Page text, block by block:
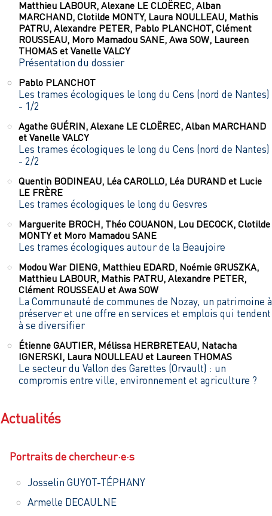
Matthieu LABOUR, Alexane LE CLOËREC, Alban
MARCHAND, Clotilde MONTY, Laura NOULLEAU, Mathis
PATRU, Alexandre PETER, Pablo PLANCHOT, Clément
ROUSSEAU, Moro Mamadou SANE, Awa SOW, Laureen
THOMAS et Vanelle VALCY
Présentation du dossier
Pablo PLANCHOT
Les trames écologiques le long du Cens (nord de Nantes)
- 1/2
Agathe GUÉRIN, Alexane LE CLOËREC, Alban MARCHAND
et Vanelle VALCY
Les trames écologiques le long du Cens (nord de Nantes)
- 2/2
Quentin BODINEAU, Léa CAROLLO, Léa DURAND et Lucie
LE FRÈRE
Les trames écologiques le long du Gesvres
Marguerite BROCH, Théo COUANON, Lou DECOCK, Clotilde
MONTYet Moro Mamadou SANE
Les trames écologiques autour de la Beaujoire
Modou War DIENG, Matthieu EDARD, Noémie GRUSZKA,
Matthieu LABOUR, Mathis PATRU, Alexandre PETER,
Clément ROUSSEAU et Awa SOW
La Communauté de communes de Nozay, un patrimoine à
préserver et une offre en services et emplois qui tendent
à se diversifier
Étienne GAUTIER, Mélissa HERBRETEAU, Natacha
IGNERSKI, Laura NOULLEAU et Laureen THOMAS
Le secteur du Vallon des Garettes (Orvault) : un
compromis entre ville, environnement et agriculture ?
Actualités
Portraits de chercheur·e·s
Josselin GUYOT-TÉPHANY
Armelle DECAULNE